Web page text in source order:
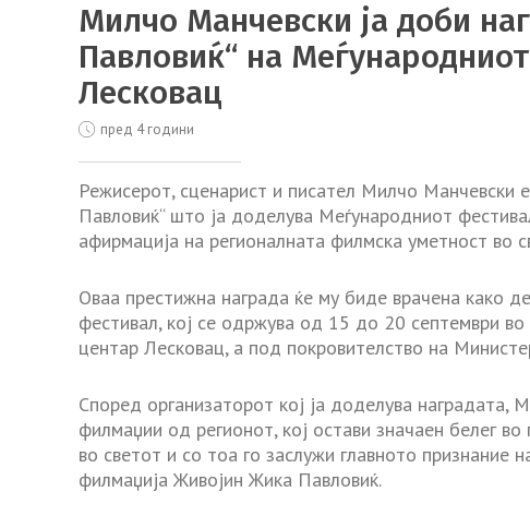
Милчо Манчевски ја доби
Павловиќ“ на
Лесковац
пред 4 години
Режисерот, сценарист и писател Милчо Манчевски
Павловиќ“ што ја доделува Меѓународниот
афирмација на регионалната филмска уметност во
Оваа престижна награда ќе му биде врачена како
фестивал, кој се одржува од 15 до 20 септември во
центар Лесковац, а под покровителство на
Според организаторот кој ја доделува
филмаџии од регионот, кој остави значаен белег
во светот и со тоа го заслужи главното признание
филмаџија Живојин Жика Павловиќ.